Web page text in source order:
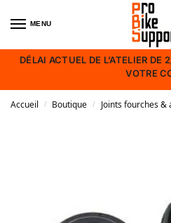
MENU
DÉLAI ACTUEL DE L’ATELIER DE
VOTRE
Accueil / Boutique / Joints fourches